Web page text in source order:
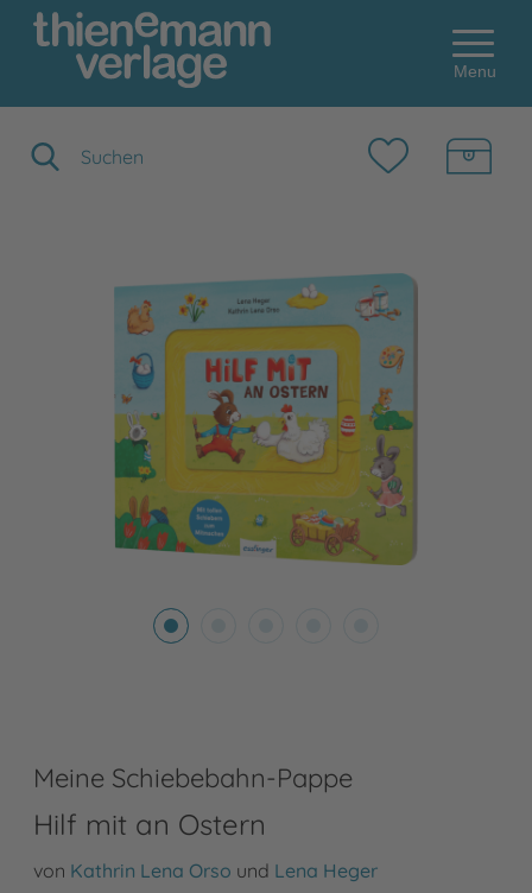
Menu
Meine Schiebebahn-Pappe
Hilf mit an Ostern
von Kathrin Lena Orso und Lena Heger